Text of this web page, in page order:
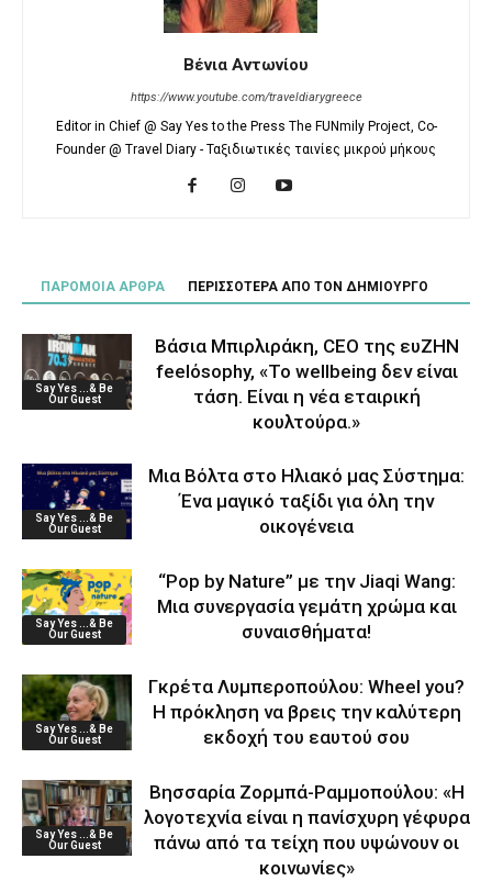
Βένια Αντωνίου
https://www.youtube.com/traveldiarygreece
Editor in Chief @ Say Yes to the Press The FUNmily Project, Co-
Founder @ Travel Diary - Ταξιδιωτικές ταινίες μικρού μήκους
ΠΑΡΟΜΟΙΑ ΑΡΘΡΑ ΠΕΡΙΣΣΟΤΕΡΑ ΑΠΟ ΤΟΝ ΔΗΜΙΟΥΡΓΟ
Say Yes ...& Be
Our Guest
Βάσια Μπιρλιράκη, CEO της ευΖΗΝ
feelόsophy, «Το wellbeing δεν είναι
τάση. Είναι η νέα εταιρική
κουλτούρα.»
Say Yes ...& Be
Our Guest
Μια Βόλτα στο Ηλιακό μας Σύστημα:
Ένα μαγικό ταξίδι για όλη την
οικογένεια
Say Yes ...& Be
Our Guest
“Pop by Nature” με την Jiaqi Wang:
Μια συνεργασία γεμάτη χρώμα και
συναισθήματα!
Say Yes ...& Be
Our Guest
Γκρέτα Λυμπεροπούλου: Wheel you?
Η πρόκληση να βρεις την καλύτερη
εκδοχή του εαυτού σου
Say Yes ...& Be
Our Guest
Βησσαρία Ζορμπά-Ραμμοπούλου: «Η
λογοτεχνία είναι η πανίσχυρη γέφυρα
πάνω από τα τείχη που υψώνουν οι
κοινωνίες»